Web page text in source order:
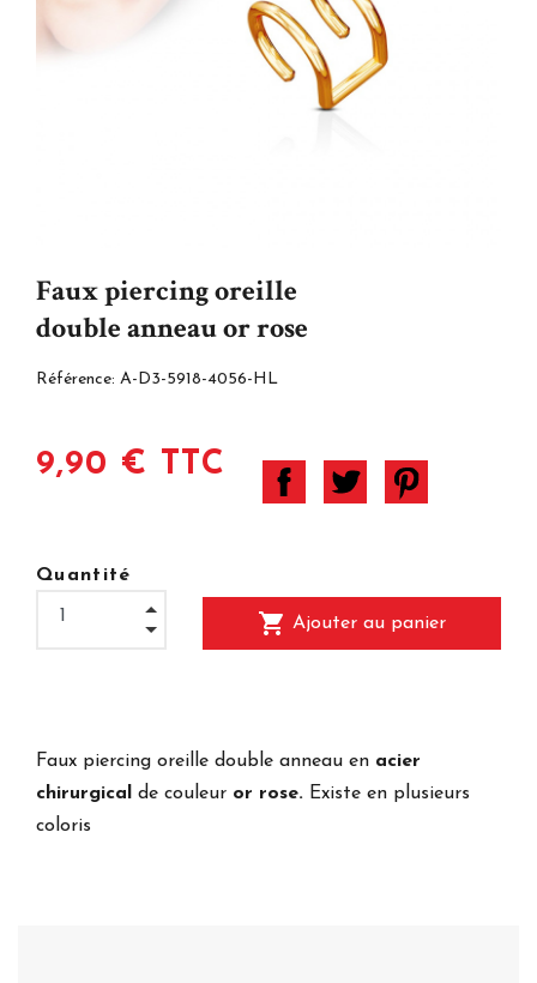
Faux piercing oreille
double anneau or rose
Référence: A-D3-5918-4056-HL
9,90 € TTC
Quantité
shopping_cart Ajouter au panier
Faux piercing oreille double anneau en acier
chirurgical
de couleur or rose. Existe en plusieurs
coloris